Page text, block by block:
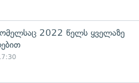
2022 წელს ყველაზე